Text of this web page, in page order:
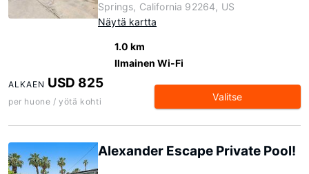
Springs, California 92264, US
Näytä kartta
1.0 km
Ilmainen Wi-Fi
ALKAEN USD 825
per huone / yötä kohti Valitse
Alexander Escape Private Pool!